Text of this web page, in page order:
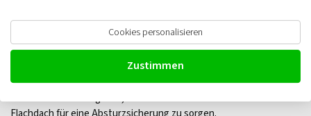
Arbeiten auf einem Steildach. Dennoch steht bei Arbeiten in der
Höhe die Sicherheit der Mitarbeiter immer an erster Stelle. Nicht
nur aus moralischer Verantwortung, sondern auch nach dem
deutschen Arbeitsschutzgesetz sind Sie als Arbeitgeber
verpflichtet, bei Arbeiten in Höhen von 2 Metern und mehr nicht
nur bei einem Schrägdach, sondern auch bei Arbeiten auf einem
Cookies personalisieren
Zustimmen